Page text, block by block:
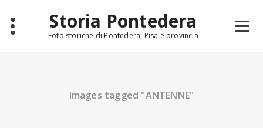
content
Storia Pontedera
Foto storiche di Pontedera, Pisa e provincia
Images tagged "ANTENNE"